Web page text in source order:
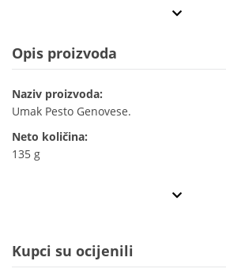
Opis proizvoda
Naziv proizvoda:
Umak Pesto Genovese.
Neto količina:
135 g
Kupci su ocijenili